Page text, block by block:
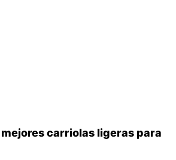
carriolas ligeras para